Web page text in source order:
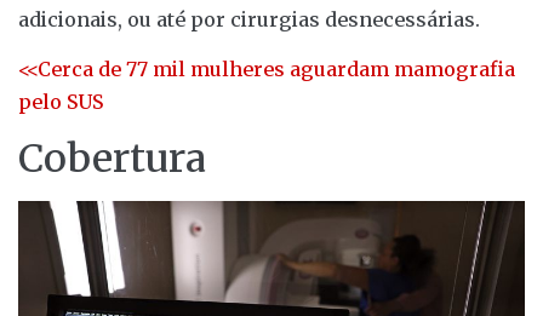
adicionais, ou até por cirurgias desnecessárias.
<<Cerca de 77 mil mulheres aguardam mamografia
pelo SUS
Cobertura